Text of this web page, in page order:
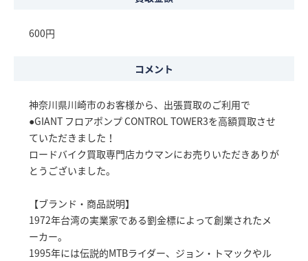
600円
コメント
神奈川県川崎市のお客様から、出張買取のご利用で
●GIANT フロアポンプ CONTROL TOWER3を高額買取させ
ていただきました！
ロードバイク買取専門店カウマンにお売りいただきありが
とうございました。
【ブランド・商品説明】
1972年台湾の実業家である劉金標によって創業されたメ
ーカー。
1995年には伝説的MTBライダー、ジョン・トマックやル